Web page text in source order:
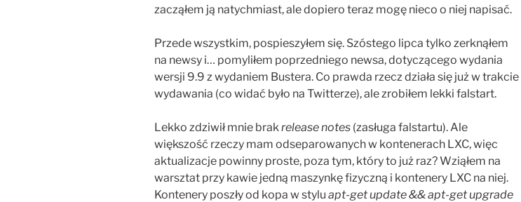
zacząłem ją natychmiast, ale dopiero teraz mogę nieco o niej napisać.
Przede wszystkim, pospieszyłem się. Szóstego lipca tylko zerknąłem
na newsy i… pomyliłem poprzedniego newsa, dotyczącego wydania
wersji 9.9 z wydaniem Bustera. Co prawda rzecz działa się już w trakcie
wydawania (co widać było na Twitterze), ale zrobiłem lekki falstart.
Lekko zdziwił mnie brakrelease notes (zasługa falstartu). Ale
większość rzeczy mam odseparowanych w kontenerach LXC, więc
aktualizacje powinny proste, poza tym, który to już raz? Wziąłem na
warsztat przy kawie jedną maszynkę fizyczną i kontenery LXC na niej.
Kontenery poszły od kopa w stylu apt-get update && apt-get upgrade